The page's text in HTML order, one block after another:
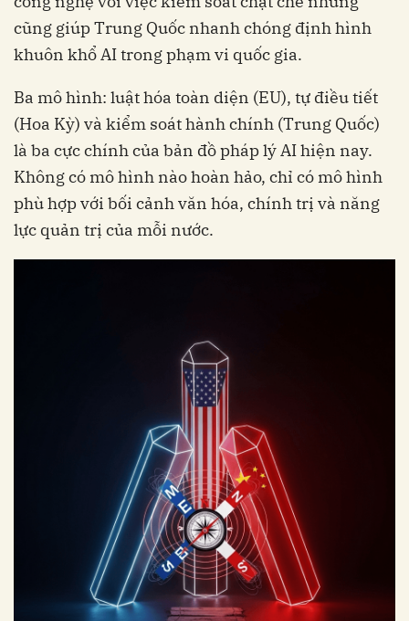
cũng giúp Trung Quốc nhanh chóng định hình
khuôn khổ AI trong phạm vi quốc gia.
Ba mô hình: luật hóa toàn diện (EU), tự điều tiết
(Hoa Kỳ) và kiểm soát hành chính (Trung Quốc)
là ba cực chính của bản đồ pháp lý AI hiện nay.
Không có mô hình nào hoàn hảo, chỉ có mô hình
phù hợp với bối cảnh văn hóa, chính trị và năng
lực quản trị của mỗi nước.